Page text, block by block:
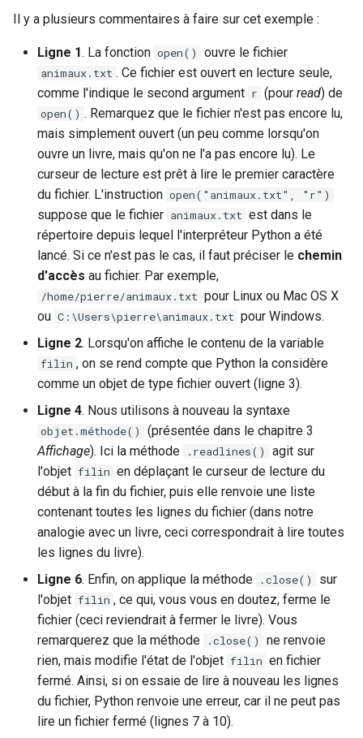
h
Il y a plusieurs commentaires à faire sur cet exemple :
Ligne 1. La fonction open() ouvre le fichier
animaux.txt . Ce fichier est ouvert en lecture seule,
comme l'indique le second argument r (pour read) de
open() . Remarquez que le fichier n'est pas encore lu,
mais simplement ouvert (un peu comme lorsqu'on
ouvre un livre, mais qu'on ne l'a pas encore lu). Le
curseur de lecture est prêt à lire le premier caractère
du fichier. L'instruction open("animaux.txt", "r")
suppose que le fichier animaux.txt est dans le
répertoire depuis lequel l'interpréteur Python a été
lancé. Si ce n'est pas le cas, il faut préciser le chemin
d'accès au fichier. Par exemple,
/home/pierre/animaux.txt pour Linux ou Mac OS X
ou C:\Users\pierre\animaux.txt pour Windows.
Ligne 2. Lorsqu'on affiche le contenu de la variable
filin , on se rend compte que Python la considère
comme un objet de type fichier ouvert (ligne 3).
Ligne 4. Nous utilisons à nouveau la syntaxe
objet.méthode()
(présentée dans le chapitre 3
Affichage). Ici la méthode .readlines()
agit sur
l'objet filin en déplaçant le curseur de lecture du
début à la fin du fichier, puis elle renvoie une liste
contenant toutes les lignes du fichier (dans notre
analogie avec un livre, ceci correspondrait à lire toutes
les lignes du livre).
Ligne 6. Enfin, on applique la méthode .close()
sur
l'objet filin , ce qui, vous vous en doutez, ferme le
fichier (ceci reviendrait à fermer le livre). Vous
remarquerez que la méthode
.close()
ne renvoie
rien, mais modifie l'état de l'objet filin en fichier
fermé. Ainsi, si on essaie de lire à nouveau les lignes
du fichier, Python renvoie une erreur, car il ne peut pas
lire un fichier fermé (lignes 7 à 10).